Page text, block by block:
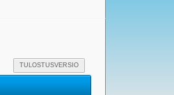
TULOSTUSVERSIO